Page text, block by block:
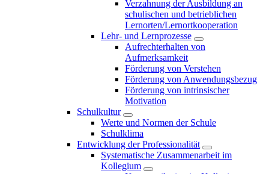
Verzahnung der Ausbildung an
schulischen und betrieblichen
Lernorten/Lernortkooperation
Lehr- und Lernprozesse
Aufrechterhalten von
Aufmerksamkeit
Förderung von Verstehen
Förderung von Anwendungsbezug
Förderung von intrinsischer
Motivation
Schulkultur
Werte und Normen der Schule
Schulklima
Entwicklung der Professionalität
Systematische Zusammenarbeit im
Kollegium